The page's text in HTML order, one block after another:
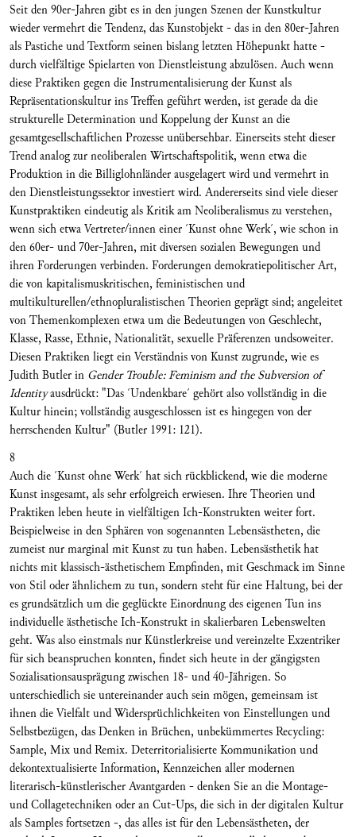
Seit den 90er-Jahren gibt es in den jungen Szenen der Kunstkultur
wieder vermehrt die Tendenz, das Kunstobjekt - das in den 80er-Jahren
als Pastiche und Textform seinen bislang letzten Höhepunkt hatte -
durch vielfältige Spielarten von Dienstleistung abzulösen. Auch wenn
diese Praktiken gegen die Instrumentalisierung der Kunst als
Repräsentationskultur ins Treffen geführt werden, ist gerade da die
strukturelle Determination und Koppelung der Kunst an die
gesamtgesellschaftlichen Prozesse unübersehbar. Einerseits steht dieser
Trend analog zur neoliberalen Wirtschaftspolitik, wenn etwa die
Produktion in die Billiglohnländer ausgelagert wird und vermehrt in
den Dienstleistungssektor investiert wird. Andererseits sind viele dieser
Kunstpraktiken eindeutig als Kritik am Neoliberalismus zu verstehen,
wenn sich etwa Vertreter/innen einer ´Kunst ohne Werk´, wie schon in
den 60er- und 70er-Jahren, mit diversen sozialen Bewegungen und
ihren Forderungen verbinden. Forderungen demokratiepolitischer Art,
die von kapitalismuskritischen, feministischen und
multikulturellen/ethnopluralistischen Theorien geprägt sind; angeleitet
von Themenkomplexen etwa um die Bedeutungen von Geschlecht,
Klasse, Rasse, Ethnie, Nationalität, sexuelle Präferenzen undsoweiter.
Diesen Praktiken liegt ein Verständnis von Kunst zugrunde, wie es
Judith Butler in Gender Trouble: Feminism and the Subversion of
Identityausdrückt: "Das ´Undenkbare´ gehört also vollständig in die
Kultur hinein; vollständig ausgeschlossen ist es hingegen von der
herrschenden Kultur" (Butler 1991: 121).
8
Auch die ´Kunst ohne Werk´ hat sich rückblickend, wie die moderne
Kunst insgesamt, als sehr erfolgreich erwiesen. Ihre Theorien und
Praktiken leben heute in vielfältigen Ich-Konstrukten weiter fort.
Beispielweise in den Sphären von sogenannten Lebensästheten, die
zumeist nur marginal mit Kunst zu tun haben. Lebensästhetik hat
nichts mit klassisch-ästhetischem Empfinden, mit Geschmack im Sinne
von Stil oder ähnlichem zu tun, sondern steht für eine Haltung, bei der
es grundsätzlich um die geglückte Einordnung des eigenen Tun ins
individuelle ästhetische Ich-Konstrukt in skalierbaren Lebenswelten
geht. Was also einstmals nur Künstlerkreise und vereinzelte Exzentriker
für sich beanspruchen konnten, findet sich heute in der gängigsten
Sozialisationsausprägung zwischen 18- und 40-Jährigen. So
unterschiedlich sie untereinander auch sein mögen, gemeinsam ist
ihnen die Vielfalt und Widersprüchlichkeiten von Einstellungen und
Selbstbezügen, das Denken in Brüchen, unbekümmertes Recycling:
Sample, Mix und Remix. Deterritorialisierte Kommunikation und
dekontextualisierte Information, Kennzeichen aller modernen
literarisch-künstlerischer Avantgarden - denken Sie an die Montage-
und Collagetechniken oder an Cut-Ups, die sich in der digitalen Kultur
als Samples fortsetzen -, das alles ist für den Lebensästheten, der